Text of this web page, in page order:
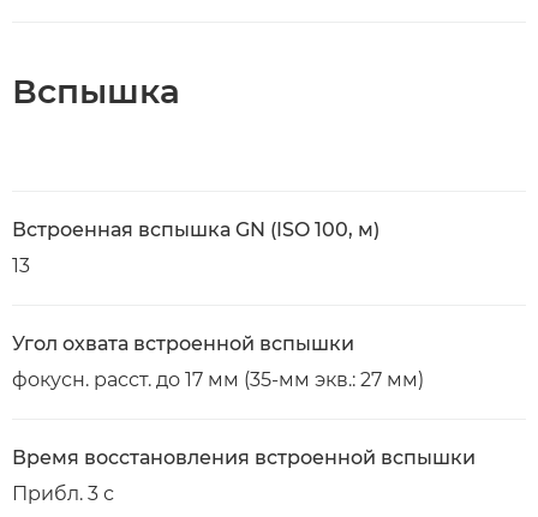
Вспышка
Встроенная вспышка GN (ISO 100, м)
13
Угол охвата встроенной вспышки
фокусн. расст. до 17 мм (35-мм экв.: 27 мм)
Время восстановления встроенной вспышки
Прибл. 3 с